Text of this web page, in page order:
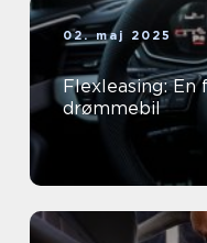
02. maj 2025
Flexleasing:
drømmebil